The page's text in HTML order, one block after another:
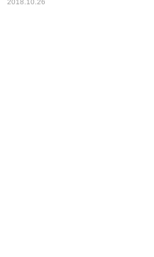
語天狗連」の第18回目をレポ
2018.10.26